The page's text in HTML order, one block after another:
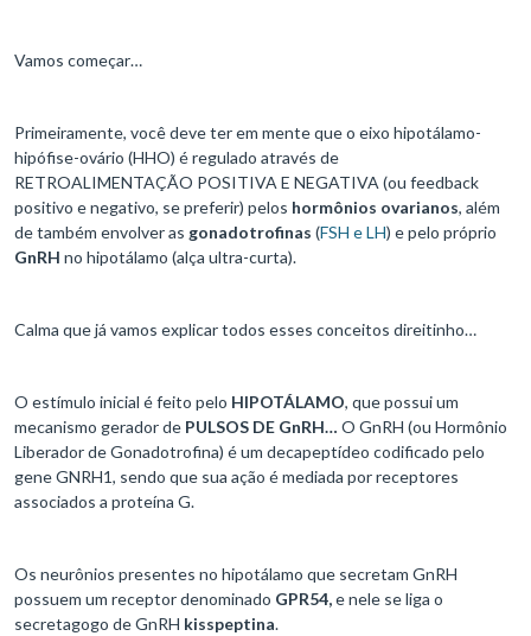
Vamos começar…
Primeiramente, você deve ter em mente que o eixo hipotálamo-
hipófise-ovário (HHO) é regulado através de
RETROALIMENTAÇÃO POSITIVA E NEGATIVA (ou feedback
positivo e negativo, se preferir) pelos hormônios ovarianos, além
de também envolver as gonadotrofinas (FSH e LH) e pelo próprio
GnRH no hipotálamo (alça ultra-curta).
Calma que já vamos explicar todos esses conceitos direitinho…
O estímulo inicial é feito pelo HIPOTÁLAMO, que possui um
mecanismo gerador de PULSOS DE GnRH… O GnRH (ou Hormônio
Liberador de Gonadotrofina) é um decapeptídeo codificado pelo
gene GNRH1, sendo que sua ação é mediada por receptores
associados a proteína G.
Os neurônios presentes no hipotálamo que secretam GnRH
possuem um receptor denominado GPR54,e nele se liga o
secretagogo de GnRH kisspeptina.